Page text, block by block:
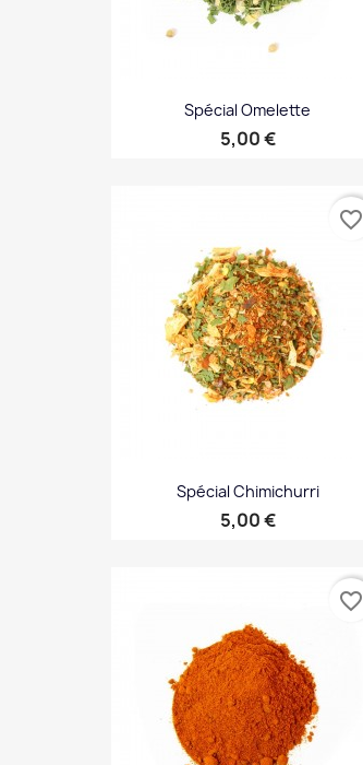
Spécial Omelette
Prix
5,00 €
Spécial Chimichurri
Prix
5,00 €
favorite_border
favorite_border